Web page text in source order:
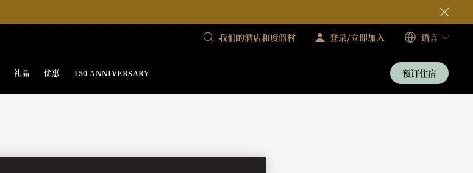
我们的酒店和度假村 登录/立即加入 语言
礼品 优惠 150 ANNIVERSARY 预订住宿